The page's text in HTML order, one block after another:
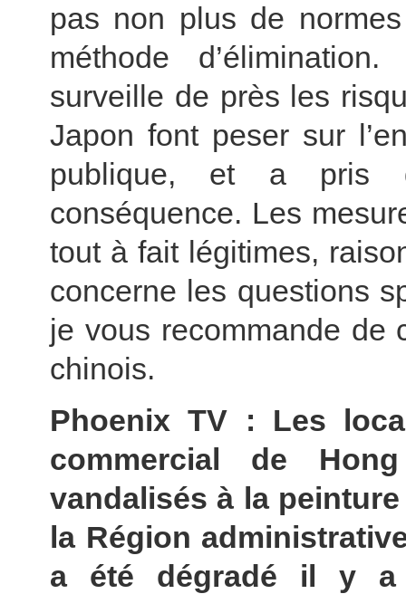
pas non plus de
méthode
surveille de près les
Japon font peser sur
publique, et a pris
conséquence. Les
tout à fait légitimes,
concerne les questions
je vous recommande de
chinois.
Phoenix TV : Les
commercial de
vandalisés à la
la Région
a été dégradé il y a